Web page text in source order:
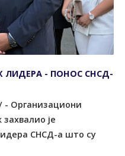
- ПОНОС СНСД-
Организациони
је
СНСД-а што су